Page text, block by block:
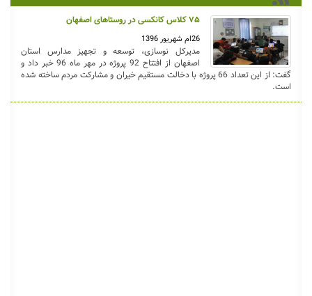
۷۵ کلاس کانکسی در روستاهای اصفهان
26ام شهریور 1396
مدیرکل نوسازی، توسعه و تجهیز مدارس استان
اصفهان از افتتاح 92 پروژه در مهر ماه 96 خبر داد و
گفت: از این تعداد 66 پروژه با دخالت مستقیم خیران و مشارکت مردم ساخته شده
است.